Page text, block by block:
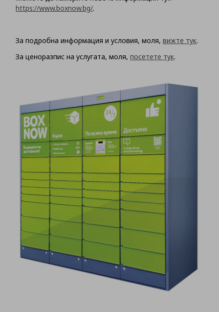
https://www.boxnow.bg/.
За подробна информация и условия, моля, вижте тук.
За ценоразпис на услугата, моля, посетете тук.